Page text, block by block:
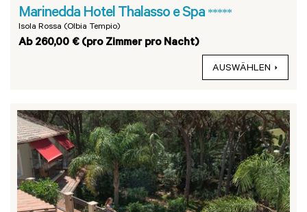
Marinedda Hotel Thalasso e Spa *****
Isola Rossa (Olbia Tempio)
Ab 260,00 € (pro Zimmer pro Nacht)
AUSWÄHLEN